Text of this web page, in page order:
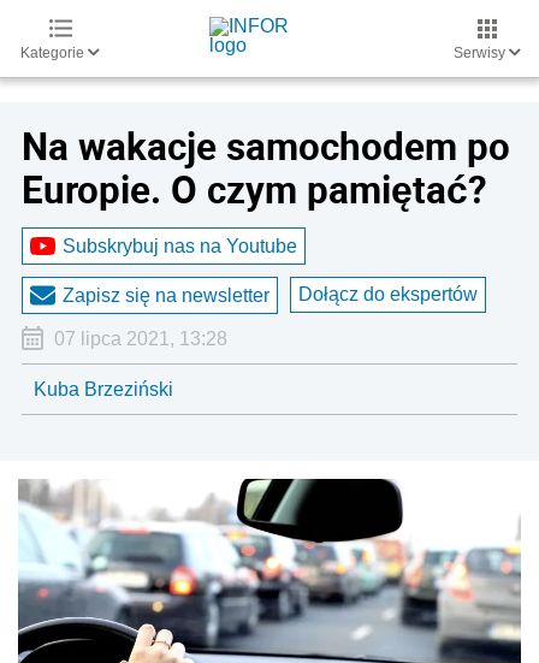
Kategorie Serwisy
Na wakacje samochodem po
Europie. O czym pamiętać?
Subskrybuj nas na Youtube
Zapisz się na newsletter Dołącz do ekspertów
07 lipca 2021, 13:28
Kuba Brzeziński